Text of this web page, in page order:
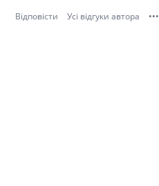
Відповісти Усі відгуки автора •••